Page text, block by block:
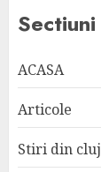
Sectiuni
ACASA
Articole
Stiri din cluj